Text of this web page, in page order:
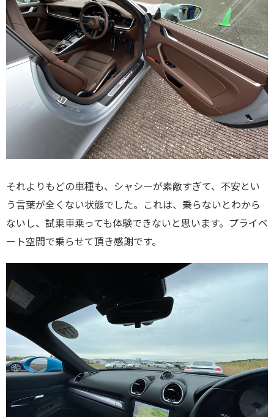
それよりもどの車種も、シャシーが素敵すぎて、不安とい
う言葉が全くない状態でした。これは、乗らないとわから
ないし、試乗車乗っても体験できないと思います。プライベ
ート空間で乗らせて頂き感謝です。